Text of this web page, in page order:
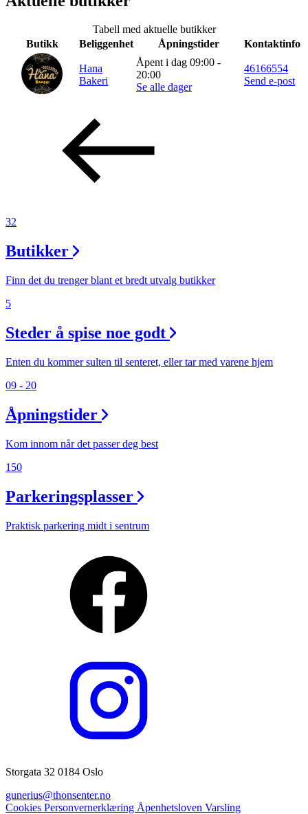
Tabell med aktuelle butikker
Butikk
Beliggenhet Åpningstider Kontaktinfo
Hana
Bakeri
Åpent i dag 09:00 -
20:00
Se alle dager
46166554
Send e-post
32
Butikker
Finn det du trenger blant et bredt utvalg butikker
5
Steder å spise noe godt
Enten du kommer sulten til senteret, eller tar med varene hjem
09 - 20
Åpningstider
Kom innom når det passer deg best
150
Parkeringsplasser
Praktisk parkering midt i sentrum
Storgata 32 0184 Oslo
gunerius@thonsenter.no
Cookies Personvernerklæring Åpenhetsloven Varsling